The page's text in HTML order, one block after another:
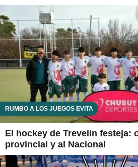
RUMBO A LOS JUEGOS EVITA
El hockey de Trevelin festeja:
provincial y al Nacional